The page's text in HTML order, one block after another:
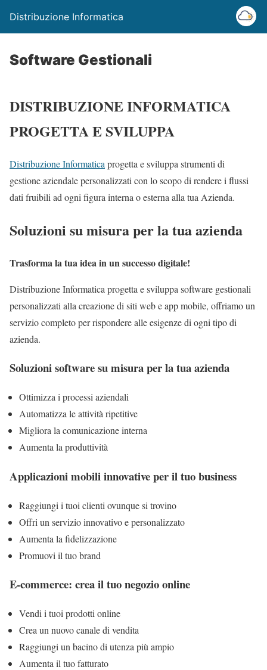
Distribuzione Informatica
Software Gestionali
DISTRIBUZIONE INFORMATICA
PROGETTA E SVILUPPA
Distribuzione Informatica progetta e sviluppa strumenti di
gestione aziendale personalizzati con lo scopo di rendere i flussi
dati fruibili ad ogni figura interna o esterna alla tua Azienda.
Soluzioni su misura per la tua azienda
Trasforma la tua idea in un successo digitale!
Distribuzione Informatica progetta e sviluppa software gestionali
personalizzati alla creazione di siti web e app mobile, offriamo un
servizio completo per rispondere alle esigenze di ogni tipo di
azienda.
Soluzioni software su misura per la tua azienda
Ottimizza i processi aziendali
Automatizza le attività ripetitive
Migliora la comunicazione interna
Aumenta la produttività
Applicazioni mobili innovative per il tuo business
Raggiungi i tuoi clienti ovunque si trovino
Offri un servizio innovativo e personalizzato
Aumenta la fidelizzazione
Promuovi il tuo brand
E-commerce: crea il tuo negozio online
Vendi i tuoi prodotti online
Crea un nuovo canale di vendita
Raggiungi un bacino di utenza più ampio
Aumenta il tuo fatturato